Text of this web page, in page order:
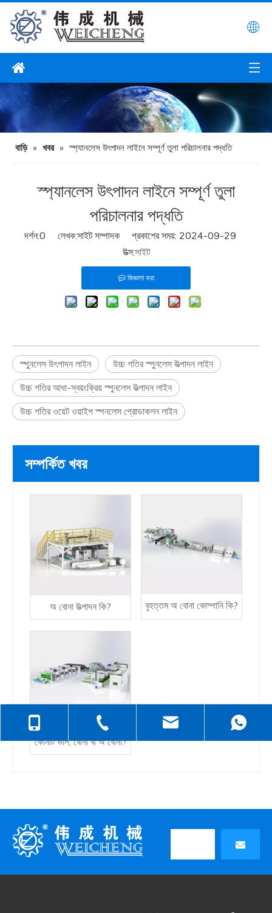
বাড়ি » খবর » স্প্যানলেস উৎপাদন লাইনে সম্পূর্ণ তুলা পরিচালনার পদ্ধতি
স্প্যানলেস উৎপাদন লাইনে সম্পূর্ণ তুলা
পরিচালনার পদ্ধতি
দর্শন:0 লেখক:সাইট সম্পাদক প্রকাশের সময়: 2024-09-29
উত্স:সাইট
জিজ্ঞাসা করা
স্পুনলেস উৎপাদন লাইন
উচ্চ গতির স্পুনলেস উত্পাদন লাইন
উচ্চ গতির আধা-স্বয়ংক্রিয় স্পুনলেস উত্পাদন লাইন
উচ্চ গতির ওয়েট ওয়াইপ স্পনলেস প্রোডাকশন লাইন
সম্পর্কিত খবর
অ বোনা উত্পাদন কি? বৃহত্তম অ বোনা কোম্পানি কি?
কোনটি ভাল, বোনা বা অ বোনা?
+86-138-6499-6670+86-512-5258-1232